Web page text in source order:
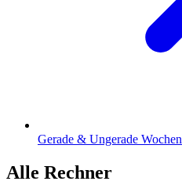
Gerade & Ungerade Wochen
Alle Rechner